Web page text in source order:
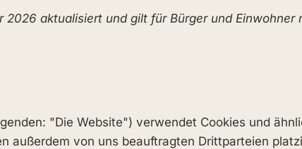
aktualisiert und gilt für Bürger und
"Die Website") verwendet Cookies und
außerdem von uns beauftragten Drittparteien